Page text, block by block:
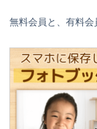
無料会員と、有料会